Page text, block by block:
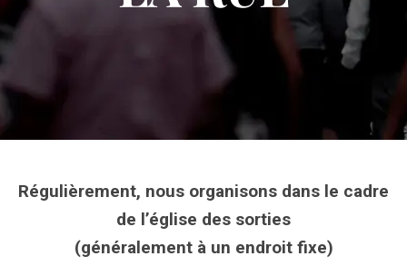
Régulièrement, nous organisons dans le cadre
de l’église des sorties
(généralement à un endroit fixe)